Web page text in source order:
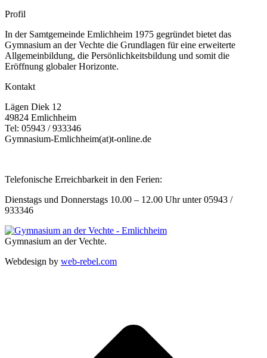
Profil
In der Samtgemeinde Emlichheim 1975 gegründet bietet das
Gymnasium an der Vechte die Grundlagen für eine erweiterte
Allgemeinbildung, die Persönlichkeitsbildung und somit die
Eröffnung globaler Horizonte.
Kontakt
Lägen Diek 12
49824 Emlichheim
Tel: 05943 / 933346
Gymnasium-Emlichheim(at)t-online.de
Telefonische Erreichbarkeit in den Ferien:
Dienstags und Donnerstags 10.00 – 12.00 Uhr unter 05943 /
933346
Gymnasium an der Vechte.
Webdesign by web-rebel.com